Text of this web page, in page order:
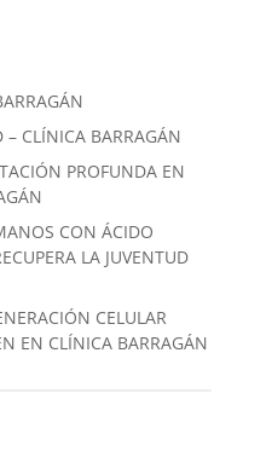
CLÍNICA BARRAGÁN
PROFUNDA EN
CON ÁCIDO
LA JUVENTUD
CELULAR
EN CLÍNICA BARRAGÁN